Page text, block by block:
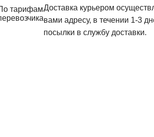
тарифамДоставка курьером
вами адресу, в течении 1-3
посылки в службу доставки.